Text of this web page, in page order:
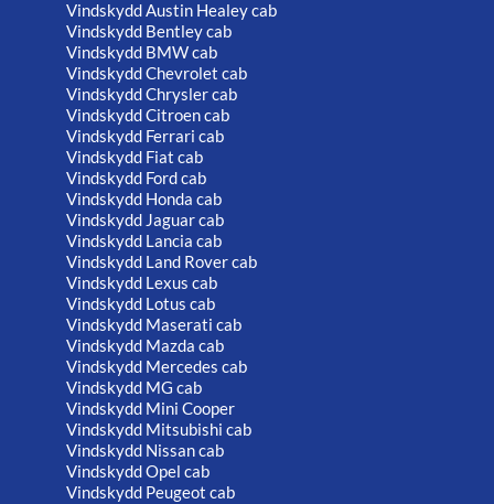
Vindskydd Austin Healey cab
Vindskydd Bentley cab
Vindskydd BMW cab
Vindskydd Chevrolet cab
Vindskydd Chrysler cab
Vindskydd Citroen cab
Vindskydd Ferrari cab
Vindskydd Fiat cab
Vindskydd Ford cab
Vindskydd Honda cab
Vindskydd Jaguar cab
Vindskydd Lancia cab
Vindskydd Land Rover cab
Vindskydd Lexus cab
Vindskydd Lotus cab
Vindskydd Maserati cab
Vindskydd Mazda cab
Vindskydd Mercedes cab
Vindskydd MG cab
Vindskydd Mini Cooper
Vindskydd Mitsubishi cab
Vindskydd Nissan cab
Vindskydd Opel cab
Vindskydd Peugeot cab